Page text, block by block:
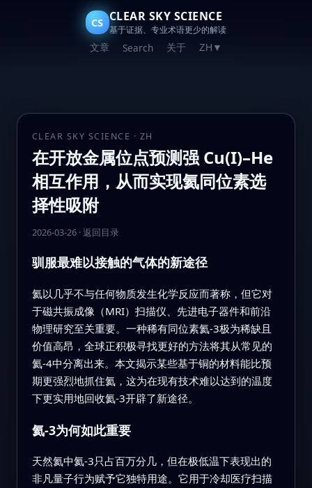
CS CLEAR SKY SCIENCE
基于证据、专业术语更少的解读
文章 Search 关于 ZH ▼
CLEAR SKY SCIENCE · ZH
在开放金属位点预测强 Cu(I)–He
相互作用，从而实现氦同位素选
择性吸附
2026-03-26· 返回目录
驯服最难以接触的气体的新途径
氦以几乎不与任何物质发生化学反应而著称，但它对
于磁共振成像（MRI）扫描仪、先进电子器件和前沿
物理研究至关重要。一种稀有同位素氦‑3极为稀缺且
价值高昂，全球正积极寻找更好的方法将其从常见的
氦‑4中分离出来。本文揭示某些基于铜的材料能比预
期更强烈地抓住氦，这为在现有技术难以达到的温度
下更实用地回收氦‑3开辟了新途径。
氦‑3为何如此重要
天然氦中氦‑3只占百万分几，但在极低温下表现出的
非凡量子行为赋予它独特用途。它用于冷却医疗扫描